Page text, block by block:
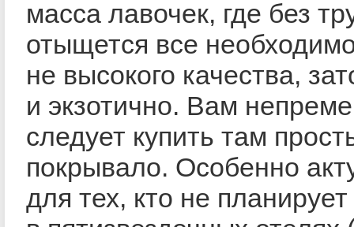
масса лавочек, где без
отыщется все
не высокого качества,
и экзотично. Вам
следует купить там
покрывало. Особенно
для тех, кто не